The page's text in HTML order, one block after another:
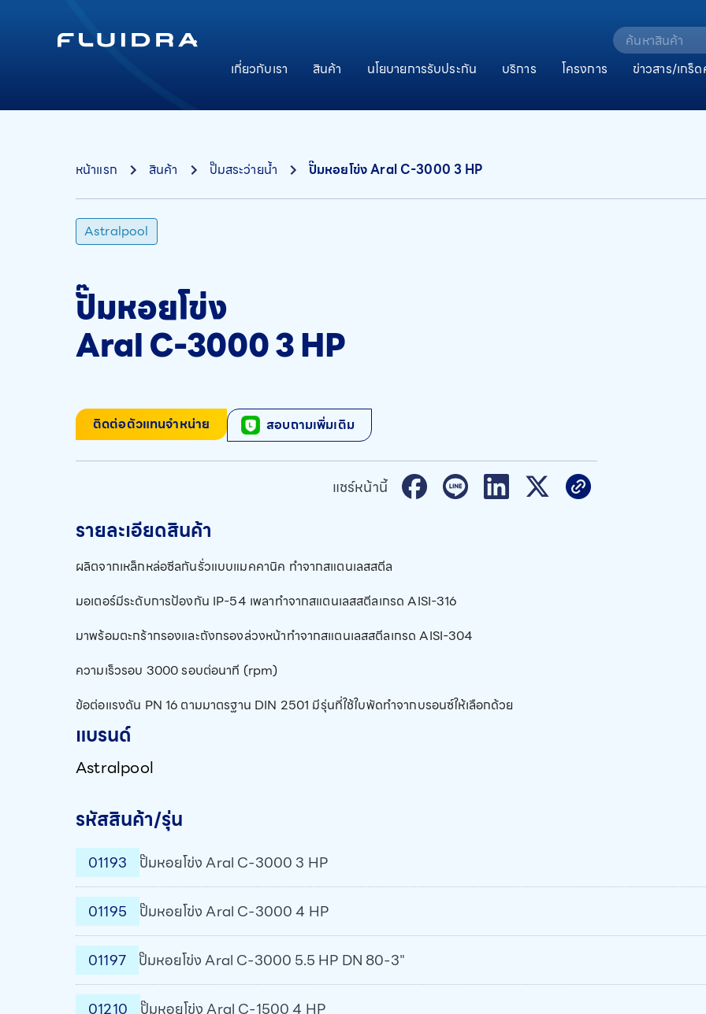
เกี่ยวกับเรา สินค้า นโยบายการรับประกัน บริการ โครงการ ข่าวสาร/เกร็
หน้าแรก สินค้า ปั๊มสระว่ายน้ำ ปั๊มหอยโข่ง Aral C-3000 3 HP
Astralpool
ปั๊มหอยโข่ง
Aral C-3000 3 HP
ติดต่อตัวแทนจำหน่าย สอบถามเพิ่มเติม
แชร์หน้านี้
รายละเอียดสินค้า
ผลิตจากเหล็กหล่อซีลกันรั่วแบบแมคคานิค ทำจากสแตนเลสสตีล
มอเตอร์มีระดับการป้องกัน IP-54 เพลาทำจากสแตนเลสสตีลเกรด AISI-316
มาพร้อมตะกร้ากรองและถังกรองล่วงหน้าทำจากสแตนเลสสตีลเกรด AISI-304
ความเร็วรอบ 3000 รอบต่อนาที (rpm)
ข้อต่อแรงดัน PN 16 ตามมาตรฐาน DIN 2501 มีรุ่นที่ใช้ใบพัดทำจากบรอนซ์ให้เลือกด้วย
แบรนด์
Astralpool
รหัสสินค้า/รุ่น
01193 ปั๊มหอยโข่ง Aral C-3000 3 HP
01195 ปั๊มหอยโข่ง Aral C-3000 4 HP
01197 ปั๊มหอยโข่ง Aral C-3000 5.5 HP DN 80-3"
01210 ปั๊มหอยโข่ง Aral C-1500 4 HP